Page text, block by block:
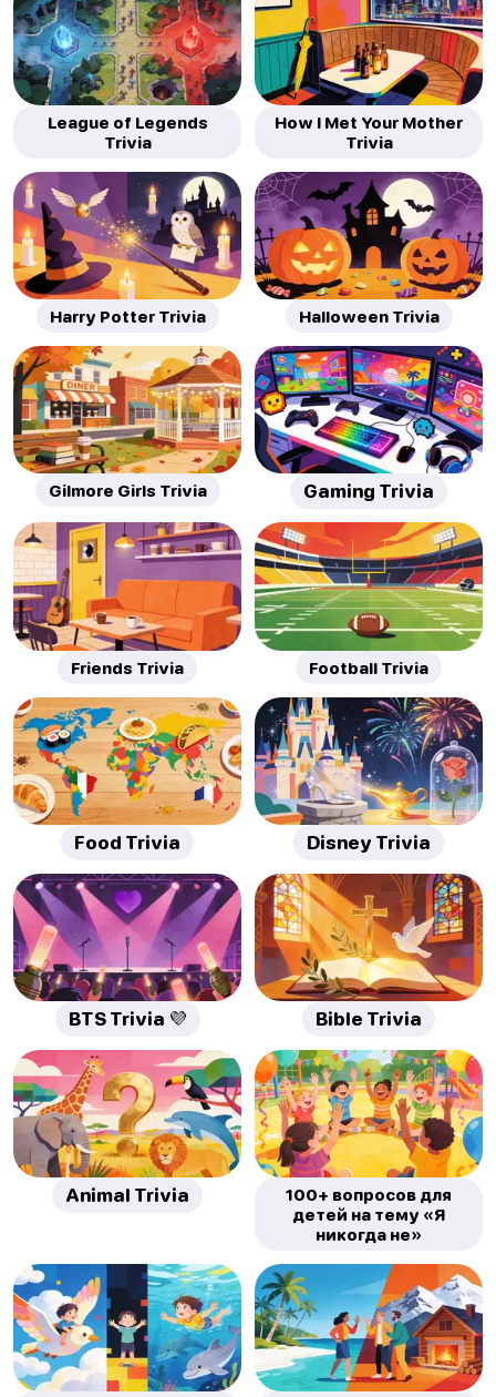
League of Legends
Trivia
How I Met Your Mother
Trivia
Harry Potter Trivia Halloween Trivia
Gilmore Girls Trivia Gaming Trivia
Friends Trivia Football Trivia
Food Trivia Disney Trivia
BTS Trivia 💜 Bible Trivia
Animal Trivia
100+ вопросов для
детей на тему «Я
никогда не»